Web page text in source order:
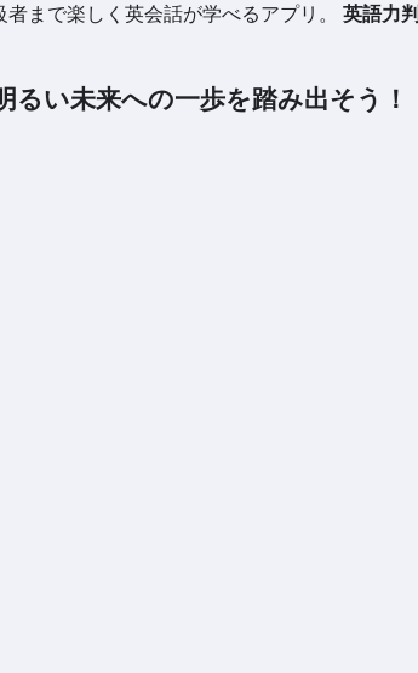
まで楽しく英会話が学べるアプリ。 英語力判
い未来への一歩を踏み出そう！